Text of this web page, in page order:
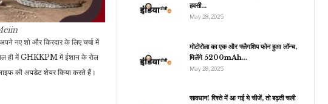
नए शो और किरदार के लिए चर्चा में
ही में GHKKPM में ईशान के रोल
की अपडेट शेयर किया करते हैं।
हवसी…
May 28, 2025
मोटोरोला का एक और फ्लैगशिप फोन हुआ लॉन्च,
मिलेंगे 5200mAh…
May 28, 2025
सावधान! रिश्ते में आ गई ये चीजें, तो बढ़ती चली